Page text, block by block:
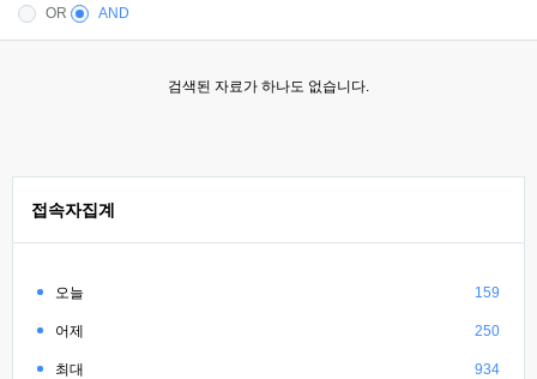
OR AND
검색된 자료가 하나도 없습니다.
접속자집계
오늘 159
어제 250
최대 934